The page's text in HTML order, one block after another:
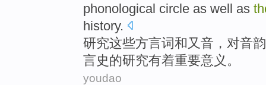
phonological circle as well as
history.
研究这些方言词和 又音，对音韵
言史的研究有着重要意义 。
youdao